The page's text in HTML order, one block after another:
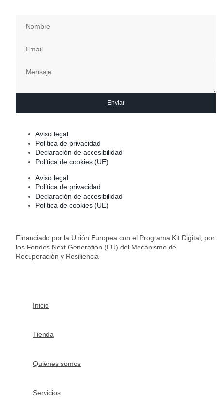
Enviar
Aviso legal
Política de privacidad
Declaración de accesibilidad
Política de cookies (UE)
Aviso legal
Política de privacidad
Declaración de accesibilidad
Política de cookies (UE)
Financiado por la Unión Europea con el Programa Kit Digital, por
los Fondos Next Generation (EU) del Mecanismo de
Recuperación y Resiliencia
Inicio
Tienda
Quiénes somos
Servicios